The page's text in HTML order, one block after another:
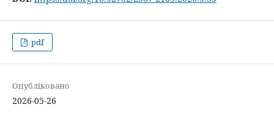
pdf
Опубліковано
2026-05-26